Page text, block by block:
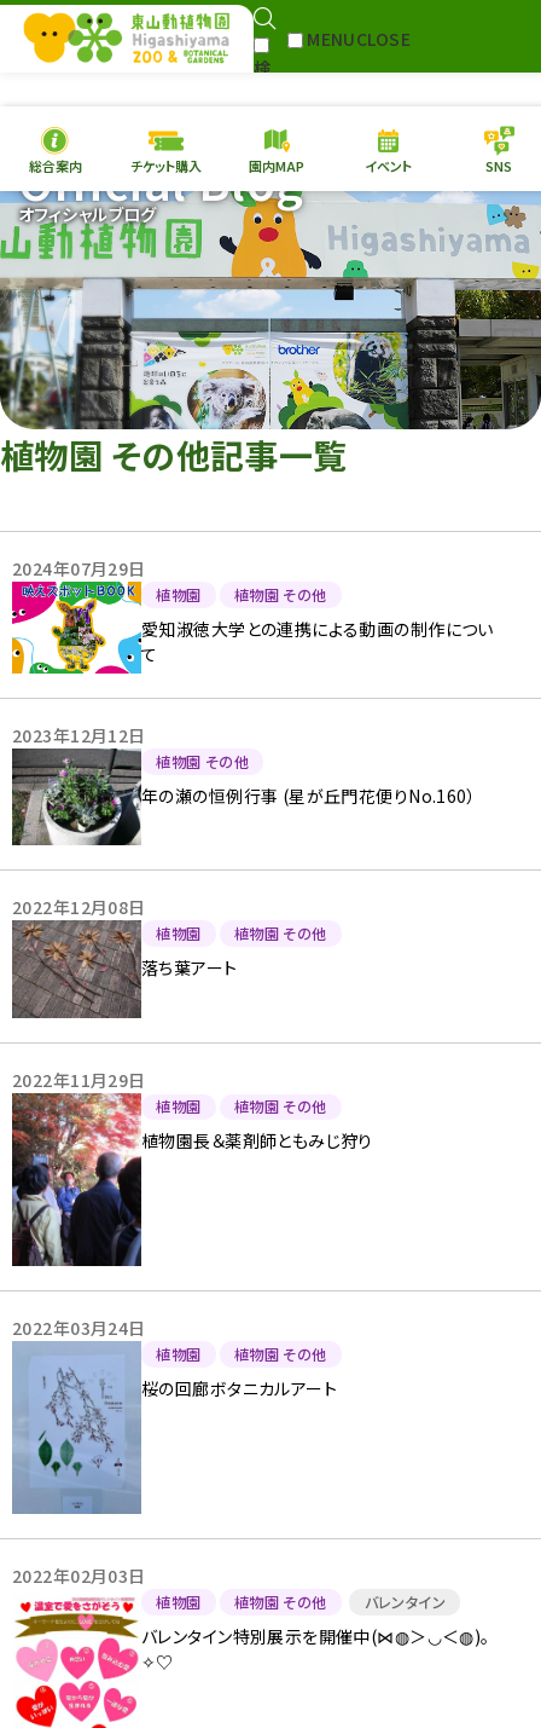
検
MENUCLOSE
本日の開園情報 チケ
園内MAP イベント
総合案内
動物園 植物園
再生プラン
東山動植物園
への支援
環境教育
Follow
総合案内 チケット購入 園内MAP イベント SNS
オフィシャルブログ
Official Blog
植物園 その他記事一覧
2024年07月29日
植物園 植物園 その他
愛知淑徳大学との連携による動画の制作につい
て
2023年12月12日
植物園 その他
年の瀬の恒例行事 (星が丘門花便りNo.160）
2022年12月08日
植物園 植物園 その他
落ち葉アート
2022年11月29日
植物園 植物園 その他
植物園長＆薬剤師ともみじ狩り
2022年03月24日
植物園 植物園 その他
桜の回廊ボタニカルアート
2022年02月03日
植物園 植物園 その他 バレンタイン
バレンタイン特別展示を開催中(⋈◍＞◡＜◍)。
✧♡